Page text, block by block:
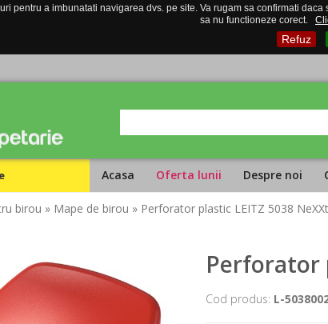
pentru a imbunatati navigarea dvs. pe site. Va rugam sa confirmati
sa nu functioneze corect.
Refuz
Acasa Oferta lunii Despre noi
birou » Mape de birou » Perforator plastic LEITZ 5038
Perforator
Cod produs: L-